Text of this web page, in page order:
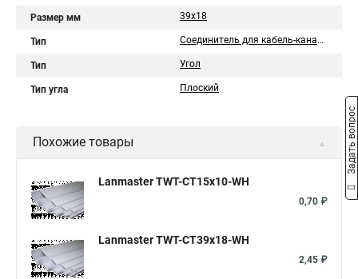
Размер мм 39х18
Тип Соединитель для кабель-каналов
Тип Угол
Тип угла Плоский
Похожие товары
Lanmaster TWT-CT15x10-WH
0,70 ₽
Lanmaster TWT-CT39x18-WH
2,45 ₽
Задать вопрос